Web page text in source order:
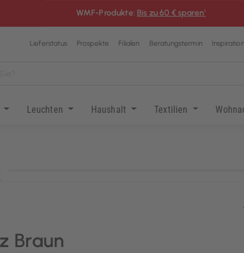
WMF-Produkte: Bis zu 60 € sparen¹
Lieferstatus Prospekte Filialen Beratungstermin
Leuchten Haushalt Textilien
Braun